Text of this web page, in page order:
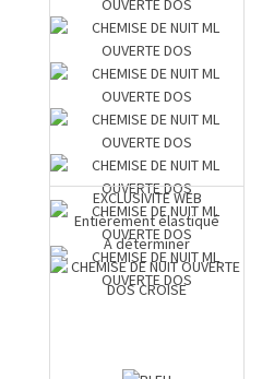
EXCLUSIVITE WEB
Entièrement élastiqué
A déterminer